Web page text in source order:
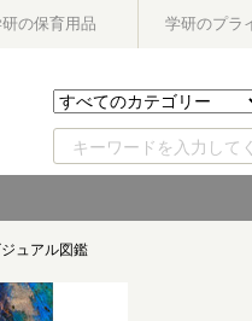
の保育用品 学研のプラ
ュアル図鑑